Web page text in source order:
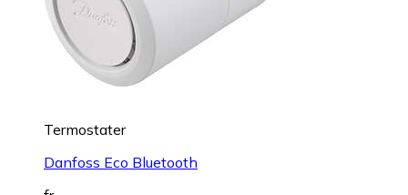
Termostater
Danfoss Eco Bluetooth